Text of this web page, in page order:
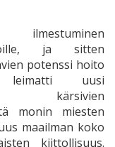
ja sitten
potenssi hoito
leimatti uusi
kärsivien
monin miesten
maailman koko
kiittollisuus.